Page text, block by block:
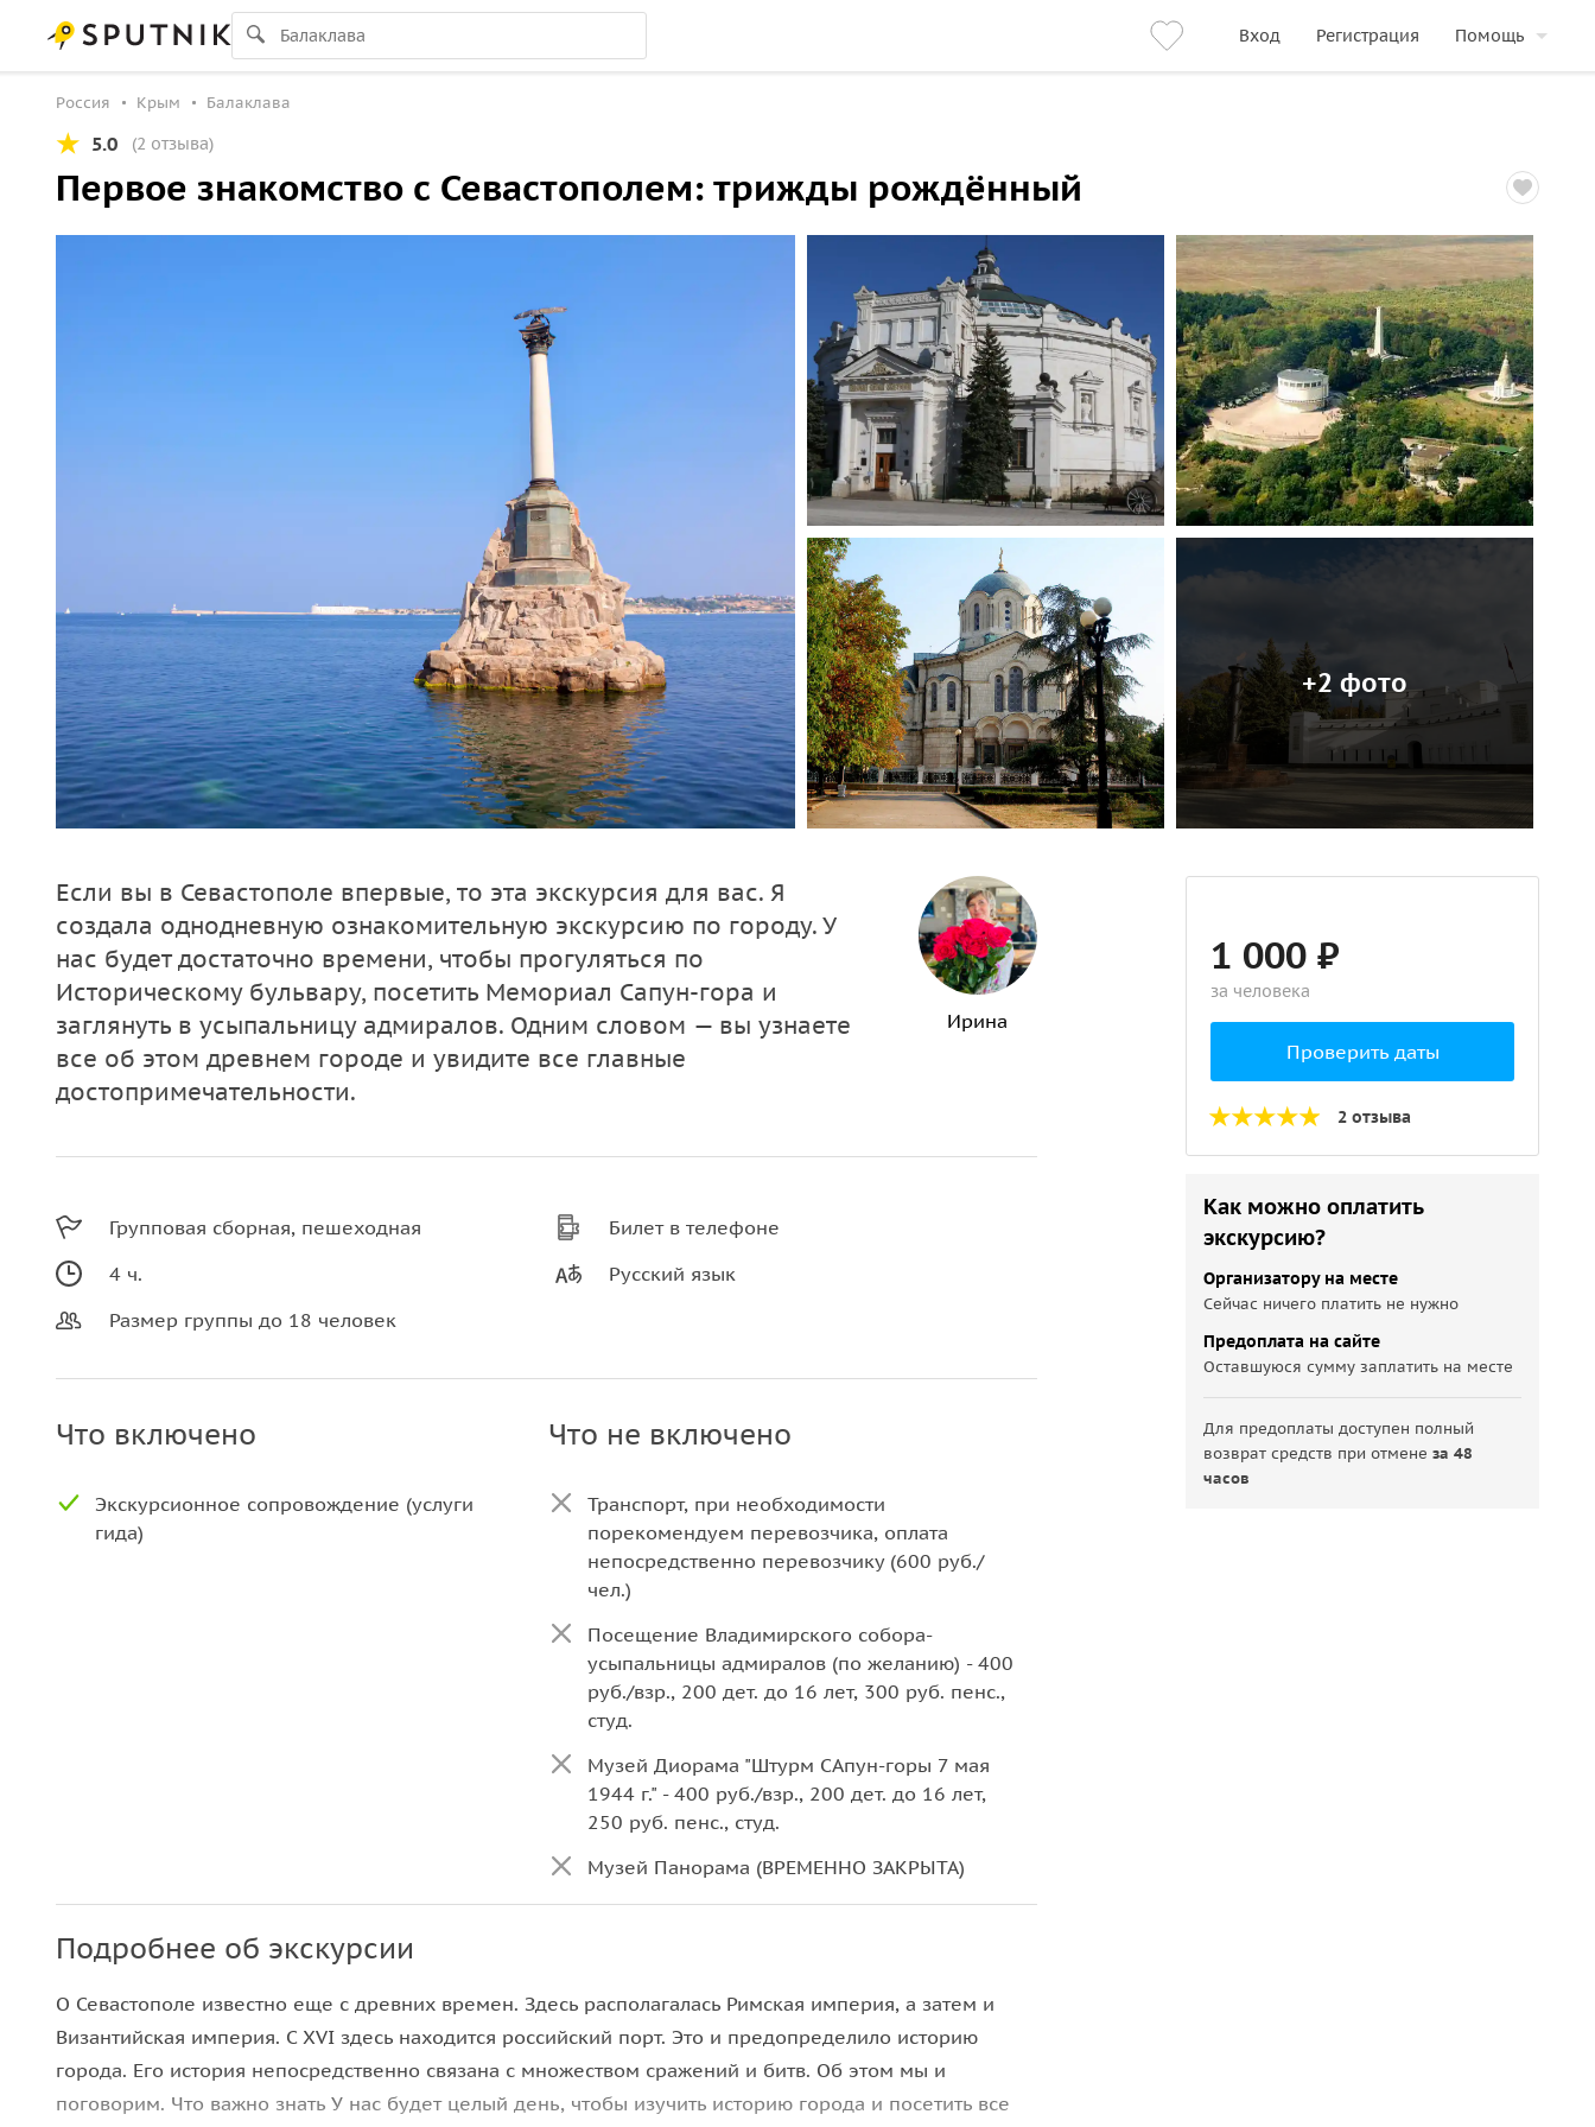
Вход Регистрация Помощь
Россия Крым Балаклава
5.0 (2 отзыва)
Первое знакомство с Севастополем: трижды рождённый
+2 фото
Если вы в Севастополе впервые, то эта экскурсия для вас. Я
создала однодневную ознакомительную экскурсию по городу. У
нас будет достаточно времени, чтобы прогуляться по
Историческому бульвару, посетить Мемориал Сапун-гора и
заглянуть в усыпальницу адмиралов. Одним словом — вы узнаете
все об этом древнем городе и увидите все главные
достопримечательности.
Ирина
Групповая сборная, пешеходная
4 ч.
Размер группы до 18 человек
Билет в телефоне
Русский язык
Что включено
Экскурсионное сопровождение (услуги
гида)
Что не включено
Транспорт, при необходимости
порекомендуем перевозчика, оплата
непосредственно перевозчику (600 руб./
чел.)
Посещение Владимирского собора-
усыпальницы адмиралов (по желанию) - 400
руб./взр., 200 дет. до 16 лет, 300 руб. пенс.,
студ.
Музей Диорама "Штурм САпун-горы 7 мая
1944 г." - 400 руб./взр., 200 дет. до 16 лет,
250 руб. пенс., студ.
Музей Панорама (ВРЕМЕННО ЗАКРЫТА)
Подробнее об экскурсии
О Севастополе известно еще с древних времен. Здесь располагалась Римская империя, а затем и
Византийская империя. С XVI здесь находится российский порт. Это и предопределило историю
города. Его история непосредственно связана с множеством сражений и битв. Об этом мы и
поговорим. Что важно знать У нас будет целый день, чтобы изучить историю города и посетить все
1 000 ₽
за человека
Проверить даты
2 отзыва
Как можно оплатить
экскурсию?
Организатору на месте
Сейчас ничего платить не нужно
Предоплата на сайте
Оставшуюся сумму заплатить на месте
Для предоплаты доступен полный
возврат средств при отменеза 48
часов